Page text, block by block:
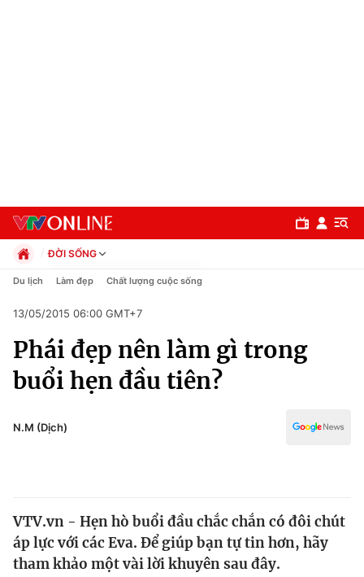
Chuyên mục
Chính trị
Thế giới
ĐỜI SỐNG
Chính trị
Pháp luật
Kinh tế
Thể thao
Truyền hình
Y tế
Du lịch Làm đẹp Chất lượng cuộc sống
13/05/2015 06:00 GMT+7
Phái đẹp nên làm gì trong
buổi hẹn đầu tiên?
N.M (Dịch)
VTV.vn - Hẹn hò buổi đầu chắc chắn có đôi chút
áp lực với các Eva. Để giúp bạn tự tin hơn, hãy
tham khảo một vài lời khuyên sau đây.